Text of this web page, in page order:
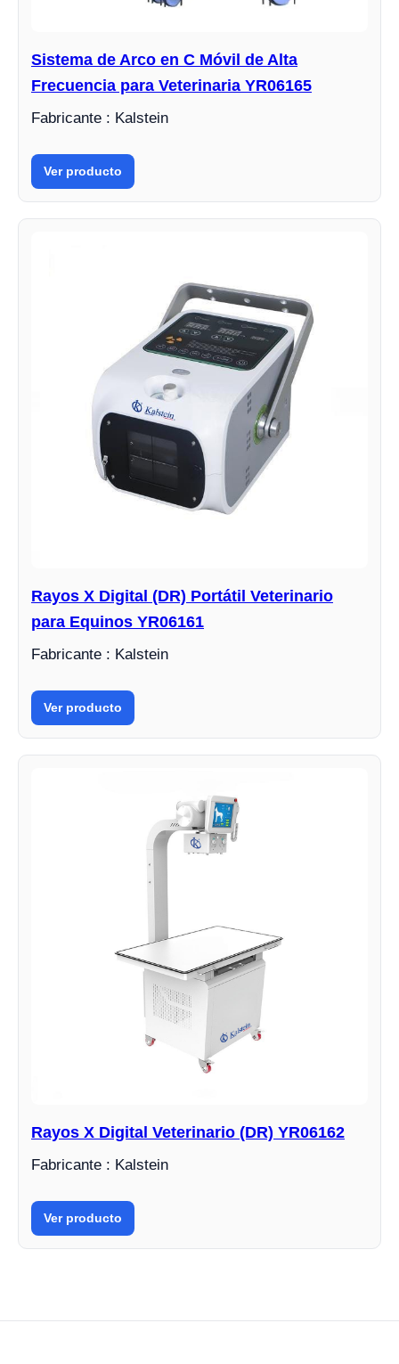
Sistema de Arco en C Móvil de Alta
Frecuencia para Veterinaria YR06165
Fabricante : Kalstein
Ver producto
Rayos X Digital (DR) Portátil Veterinario
para Equinos YR06161
Fabricante : Kalstein
Ver producto
Rayos X Digital Veterinario (DR) YR06162
Fabricante : Kalstein
Ver producto